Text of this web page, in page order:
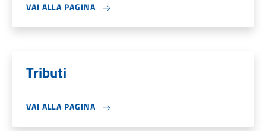
VAI ALLA PAGINA
Tributi
VAI ALLA PAGINA